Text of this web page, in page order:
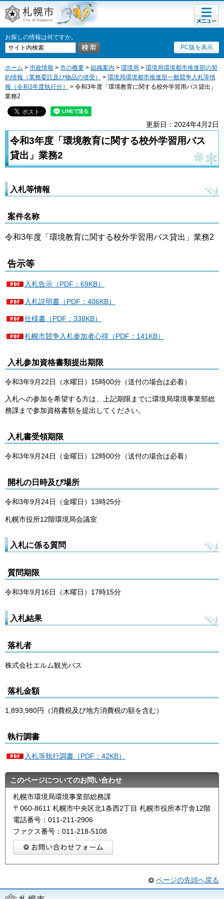
札幌市
お探しの情報は何ですか。
PC版を表示
メニュ
ー
ホーム > 市政情報 > 市の概要 > 組織案内 > 環境局 > 環境局環境都市推進部の契
約情報（業務委託及び物品の借受）
> 環境局環境都市推進部一般競争入札等情
報（令和3年度執行分）
> 令和3年度「環境教育に関する校外学習用バス貸出」
業務2
更新日：2024年4月2日
令和3年度「環境教育に関する校外学習用バス
貸出」業務2
入札等情報
案件名称
令和3年度「環境教育に関する校外学習用バス貸出」業務2
告示等
入札告示（PDF：69KB）
入札説明書（PDF：406KB）
仕様書（PDF：338KB）
札幌市競争入札参加者心得（PDF：141KB）
入札参加資格書類提出期限
令和3年9月22日（水曜日）15時00分（送付の場合は必着）
入札への参加を希望する方は、上記期限までに環境局環境事業部総
務課まで参加資格書類を提出してください。
入札書受領期限
令和3年9月24日（金曜日）12時00分（送付の場合は必着）
開札の日時及び場所
令和3年9月24日（金曜日）13時25分
札幌市役所12階環境局会議室
入札に係る質問
質問期限
令和3年9月16日（木曜日）17時15分
入札結果
落札者
株式会社エルム観光バス
落札金額
1,893,980円（消費税及び地方消費税の額を含む）
執行調書
入札等執行調書（PDF：42KB）
このページについてのお問い合わせ
札幌市環境局環境事業部総務課
〒060-8611 札幌市中央区北1条西2丁目 札幌市役所本庁舎12階
電話番号：011-211-2906
ファクス番号：011-218-5108
ページの先頭へ戻る